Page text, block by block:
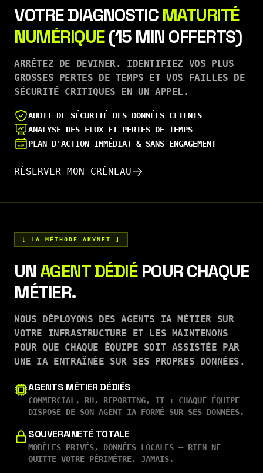
VOTRE DIAGNOSTIC MATURITÉ
NUMÉRIQUE(15 MIN OFFERTS)
ARRÊTEZ DE DEVINER. IDENTIFIEZ VOS PLUS
GROSSES PERTES DE TEMPS ET VOS FAILLES DE
SÉCURITÉ CRITIQUES EN UN APPEL.
AUDIT DE SÉCURITÉ DES DONNÉES CLIENTS
ANALYSE DES FLUX ET PERTES DE TEMPS
PLAN D'ACTION IMMÉDIAT & SANS ENGAGEMENT
RÉSERVER MON CRÉNEAU
[ LA MÉTHODE AKYNET ]
UNAGENT DÉDIÉPOUR CHAQUE
MÉTIER.
NOUS DÉPLOYONS DES AGENTS IA MÉTIER SUR
VOTRE INFRASTRUCTURE ET LES MAINTENONS
POUR QUE CHAQUE ÉQUIPE SOIT ASSISTÉE PAR
UNE IA ENTRAÎNÉE SUR SES PROPRES DONNÉES.
AGENTS MÉTIER DÉDIÉS
COMMERCIAL, RH, REPORTING, IT : CHAQUE ÉQUIPE
DISPOSE DE SON AGENT IA FORMÉ SUR SES DONNÉES.
SOUVERAINETÉ TOTALE
MODÈLES PRIVÉS, DONNÉES LOCALES — RIEN NE
QUITTE VOTRE PÉRIMÈTRE, JAMAIS.